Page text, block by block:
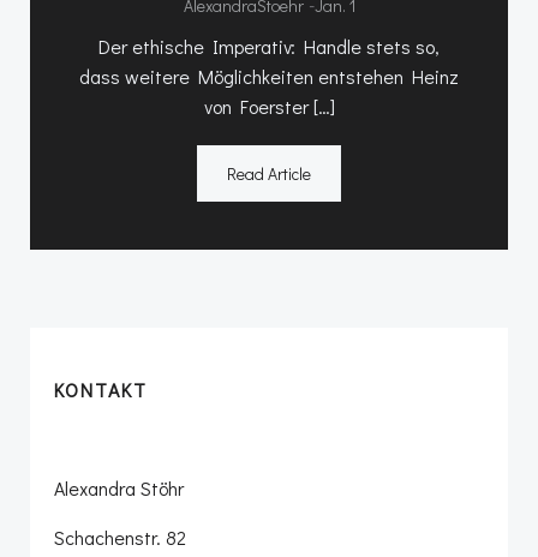
AlexandraStoehr Jan. 1
Der ethische Imperativ: Handle stets so,
dass weitere Möglichkeiten entstehen Heinz
von Foerster […]
Read Article
KONTAKT
Alexandra Stöhr
Schachenstr. 82